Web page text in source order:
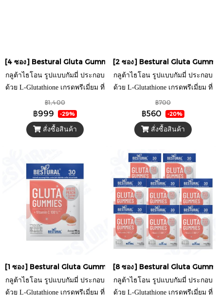
[4 ซอง] Bestural Gluta Gummies แอลกลูต้าไธโอนรูปแบบกัมมี่ ผส
กลูต้าไธโอน รูปแบบกัมมี่ ประกอบ
ด้วย L-Glutathione เกรดพรีเมี่ยม ที่
ผ่านการรับรองจากประเทศญี่ปุ่น
และวิตามินซี ที่ช่วยให้การทำงาน
ของ L-Glutathione มีประสิทธิภาพ
มากยิ่งขึ้น มากับรสชาติที่ทานง่าย
ลิ้นจี่แท้อีกด้วย
฿1,400
฿999 -29%
สั่งซื้อสินค้า
[2 ซอง] Bestural Gluta
กลูต้าไธโอน รูปแบบกัมมี่ ประกอบ
ด้วย L-Glutathione เกรดพรีเมี่ยม ที่
ผ่านการรับรองจากประเทศญี่ปุ่น
และวิตามินซี ที่ช่วยให้การทำงาน
ของ L-Glutathione มีประสิทธิภาพ
มากยิ่งขึ้น มากับรสชาติที่ทานง่าย
พร้อมกับรสชาติหอมหวานของน้ำ
ลิ้นจี่แท้อีกด้วย
฿700
฿560 -20%
สั่งซื้อสินค้า
[1 ซอง] Bestural Gluta Gummies แอลกลูต้าไธโอนรูปแบบกัมมี่ ผส
กลูต้าไธโอน รูปแบบกัมมี่ ประกอบ
ด้วย L-Glutathione เกรดพรีเมี่ยม ที่
[8 ซอง] Bestural Gluta
กลูต้าไธโอน รูปแบบกัมมี่ ประกอบ
ด้วย L-Glutathione เกรดพรีเมี่ยม ที่